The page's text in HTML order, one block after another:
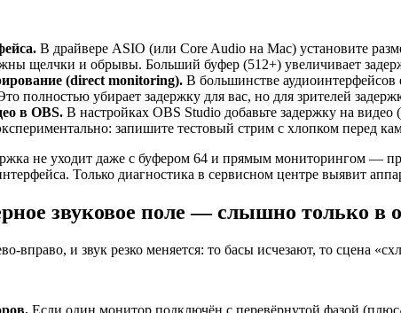
В драйвере ASIO (или Core Audio на Mac) установите
щелчки и обрывы. Больший буфер (512+) увеличивает
(direct monitoring). В большинстве
полностью убирает задержку для вас, но для зрителей
в OBS. В настройках OBS Studio добавьте задержку на
запишите тестовый стрим с хлопком перед
не уходит даже с буфером 64 и прямым мониторингом —
Только диагностика в сервисном центре выявит
звуковое поле — слышно только в
вправо, и звук резко меняется: то басы исчезают, то сцена
Если один монитор подключён с перевёрнутой фазой